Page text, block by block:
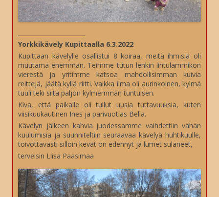
Yorkkikävely Kupittaalla 6.3.2022
Kupittaan kävelylle osallistui 8 koiraa, meitä ihmisiä oli
muutama enemmän. Teimme tutun lenkin lintulammikon
vierestä ja yritimme katsoa mahdollisimman kuivia
reittejä, jäätä kyllä riitti. Vaikka ilma oli aurinkoinen, kylmä
tuuli teki siitä paljon kylmemmän tuntuisen.
Kiva, että paikalle oli tullut uusia tuttavuuksia, kuten
viisikuukautinen Ines ja parivuotias Bella.
Kävelyn jälkeen kahvia juodessamme vaihdettiin vähän
kuulumisia ja suunniteltiin seuraavaa kävelyä huhtikuulle,
toivottavasti silloin kevät on edennyt ja lumet sulaneet,
terveisin Liisa Paasimaa